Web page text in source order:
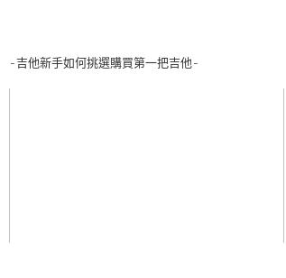
-吉他新手如何挑選購買第一把吉他-